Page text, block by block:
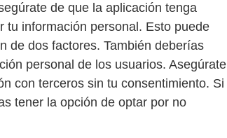
de que la aplicación tenga
tu información personal. Esto puede
de dos factores. También deberías
personal de los usuarios. Asegúrate
con terceros sin tu consentimiento. Si
tener la opción de optar por no